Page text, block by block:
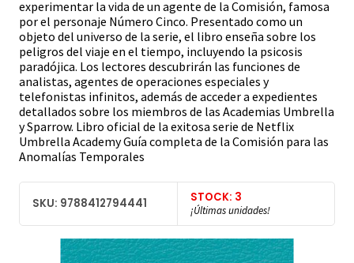
experimentar la vida de un agente de la Comisión, famosa
por el personaje Número Cinco. Presentado como un
objeto del universo de la serie, el libro enseña sobre los
peligros del viaje en el tiempo, incluyendo la psicosis
paradójica. Los lectores descubrirán las funciones de
analistas, agentes de operaciones especiales y
telefonistas infinitos, además de acceder a expedientes
detallados sobre los miembros de las Academias Umbrella
y Sparrow. Libro oficial de la exitosa serie de Netflix
Umbrella Academy Guía completa de la Comisión para las
Anomalías Temporales
SKU: 9788412794441 STOCK: 3
¡Últimas unidades!